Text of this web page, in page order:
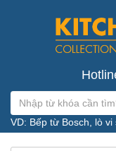
VD: Bếp từ Bosch, lò vi